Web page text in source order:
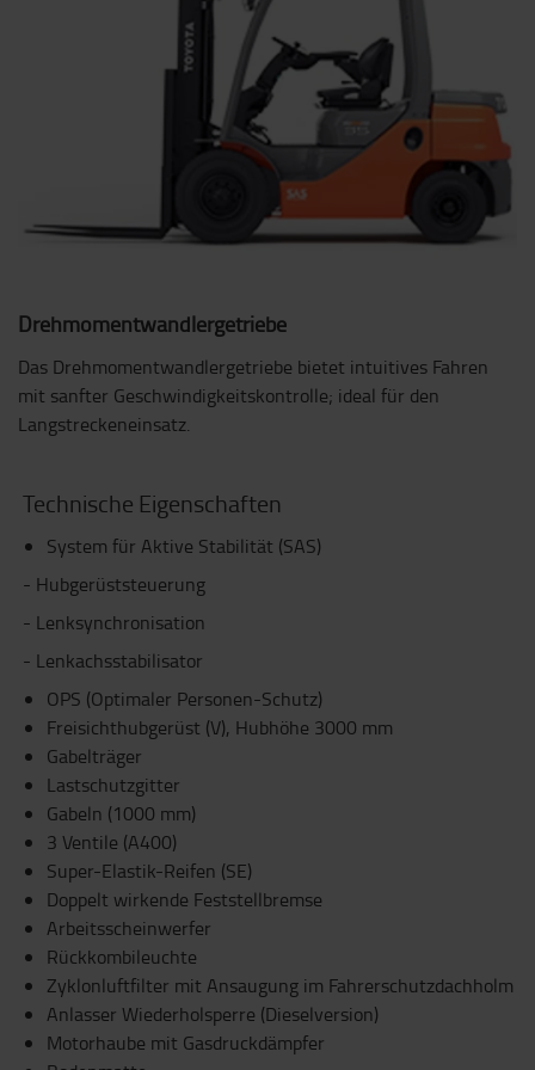
Drehmomentwandlergetriebe
Das Drehmomentwandlergetriebe bietet intuitives Fahren
mit sanfter Geschwindigkeitskontrolle; ideal für den
Langstreckeneinsatz.
Technische Eigenschaften
System für Aktive Stabilität (SAS)
- Hubgerüststeuerung
- Lenksynchronisation
- Lenkachsstabilisator
OPS (Optimaler Personen-Schutz)
Freisichthubgerüst (V), Hubhöhe 3000 mm
Gabelträger
Lastschutzgitter
Gabeln (1000 mm)
3 Ventile (A400)
Super-Elastik-Reifen (SE)
Doppelt wirkende Feststellbremse
Arbeitsscheinwerfer
Rückkombileuchte
Zyklonluftfilter mit Ansaugung im Fahrerschutzdachholm
Anlasser Wiederholsperre (Dieselversion)
Motorhaube mit Gasdruckdämpfer